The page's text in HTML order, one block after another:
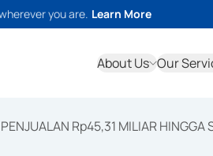
you are. Learn More
About Us Our
Rp45,31 MILIAR HINGGA